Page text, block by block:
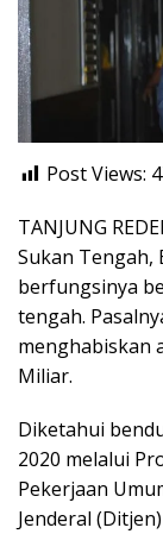
Post Views:
TANJUNG
Sukan Tengah,
berfungsinya
tengah.
menghabiskan
Miliar.
Diketahui
2020 melalui
Pekerjaan
Jenderal